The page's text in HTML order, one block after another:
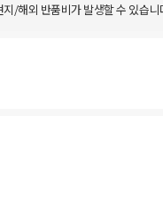
/해외 반품비가 발생할 수 있습니